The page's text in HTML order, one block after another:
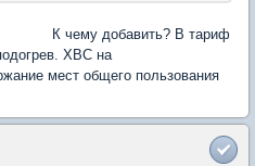
В тариф
ХВС на
мест общего пользования